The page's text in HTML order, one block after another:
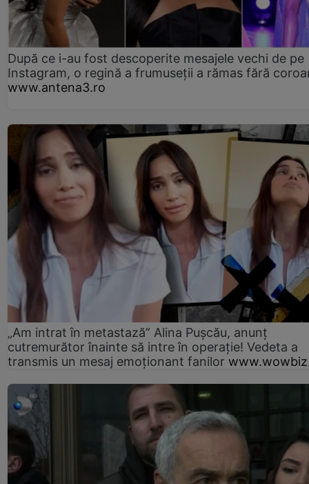
După ce i-au fost descoperite mesajele vechi de pe
Instagram, o regină a frumuseții a rămas fără
www.antena3.ro
„Am intrat în metastază” Alina Pușcău, anunț
cutremurător înainte să intre în operație! Vedeta a
transmis un mesaj emoționant fanilor